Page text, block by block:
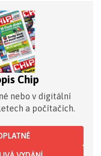
Chip
nebo v digitální
a počítačích.